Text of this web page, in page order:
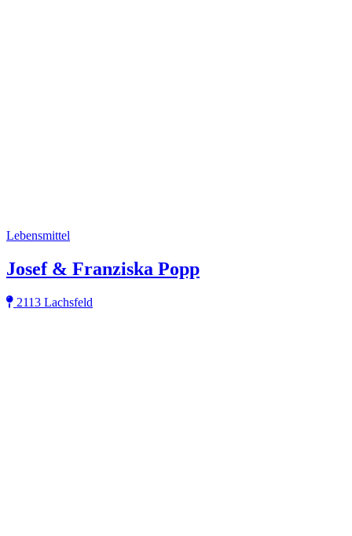
Lebensmittel
Josef & Franziska Popp
2113 Lachsfeld